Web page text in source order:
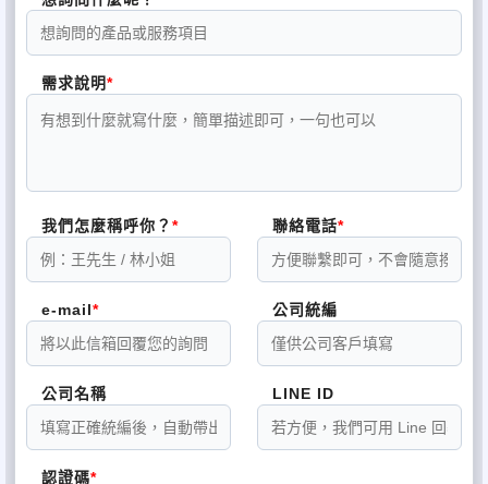
需求說明
我們怎麼稱呼你？ 聯絡電話
e-mail 公司統編
公司名稱 LINE ID
認證碼